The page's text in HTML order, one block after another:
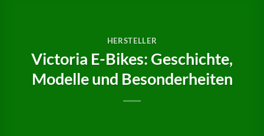
HERSTELLER
Victoria E-Bikes: Geschichte,
Modelle und Besonderheiten